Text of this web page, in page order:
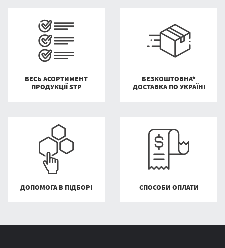
ВЕСЬ АСОРТИМЕНТ
ПРОДУКЦІЇ STP
БЕЗКОШТОВНА*
ДОСТАВКА ПО УКРАЇНІ
ДОПОМОГА В ПІДБОРІ СПОСОБИ ОПЛАТИ